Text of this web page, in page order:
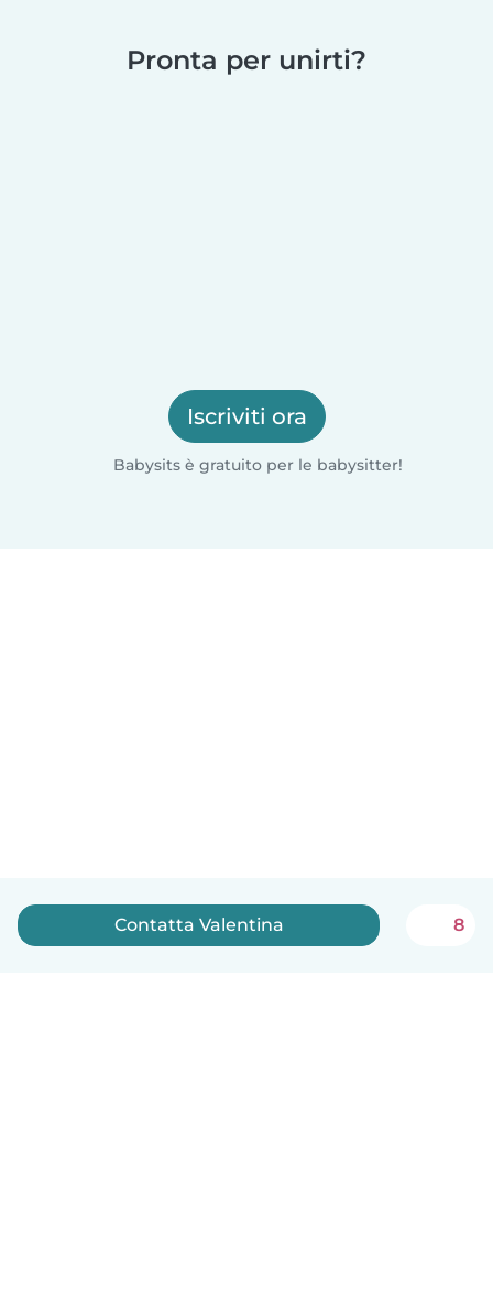
Pronta per unirti?
Iscriviti ora
Babysits è gratuito per le babysitter!
Contatta Valentina 8